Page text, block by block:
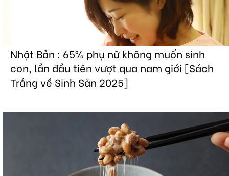
Nhật Bản : 65% phụ nữ không muốn sinh
con, lần đầu tiên vượt qua nam giới [Sách
Trắng về Sinh Sản 2025]